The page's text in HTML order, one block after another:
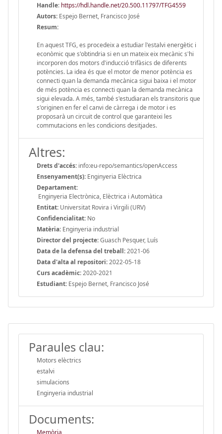
Handle: https://hdl.handle.net/20.500.11797/TFG4559
Autors: Espejo Bernet, Francisco José
Resum:
En aquest TFG, es procedeix a estudiar l'estalvi energètic i
econòmic que s'obtindria si en un mateix eix mecànic s'hi
incorporen dos motors d'inducció trifàsics de diferents
potències. La idea és que el motor de menor potència es
connecti quan la demanda mecànica sigui baixa i el motor
de més potència es connecti quan la demanda mecànica
sigui elevada. A més, també s'estudiaran els transitoris que
s'originen en fer el canvi de càrrega i de motor i es
proposarà un circuit de control que garanteixi les
commutacions en les condicions desitjades.
Altres:
Drets d'accés: info:eu-repo/semantics/openAccess
Ensenyament(s): Enginyeria Elèctrica
Departament:
Enginyeria Electrònica, Elèctrica i Automàtica
Entitat: Universitat Rovira i Virgili (URV)
Confidencialitat: No
Matèria: Enginyeria industrial
Director del projecte:Guasch Pesquer, Luís
Data de la defensa del treball:2021-06
Data d'alta al repositori:2022-05-18
Curs acadèmic:2020-2021
Estudiant: Espejo Bernet, Francisco José
Paraules clau:
Motors elèctrics
estalvi
simulacions
Enginyeria industrial
Documents:
Memòria